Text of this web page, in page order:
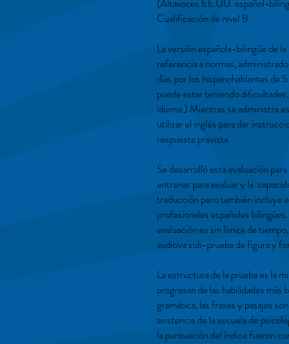
(Altavoces EE.UU. español-
Cualificación de nivel B
La versión española-bilingüe de
referencia a normas,
días por los hispanohablantes de
puede estar teniendo
idioma.) Mientras se administra
utilizar el inglés para dar
respuesta prevista.
Se desarrolló esta evaluación
entrenar para evaluar y la
traducción pero también incluye
profesionales españoles
evaluación es sin límite de
auditiva sub-prueba de figura y
La estructura de la prueba es la
progresan de las habilidades
gramática, las frases y pasajes
asistencia de la escuela de
la puntuación del índice fueron